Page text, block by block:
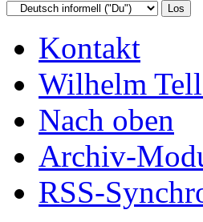
Kontakt
Wilhelm
Nach oben
Archiv-
RSS-